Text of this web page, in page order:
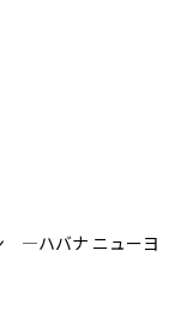
―ハバナ ニューヨ